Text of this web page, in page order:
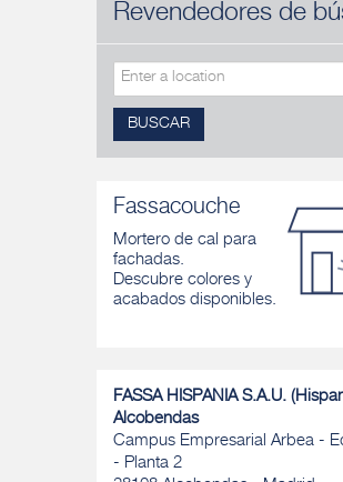
FASSA EPOXY 100
Resina epoxi bicomponente fluida
imprimación e inyecciones
Descubrir
Revendedores de
BUSCAR
Fassacouche
Mortero de cal para
fachadas.
Descubre colores y
acabados disponibles.
FASSA HISPANIA S.A.U.
Alcobendas
Campus Empresarial Arbea -
- Planta 2